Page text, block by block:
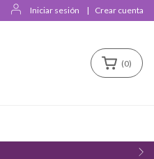
Iniciar sesión | Crear cuenta
(0)